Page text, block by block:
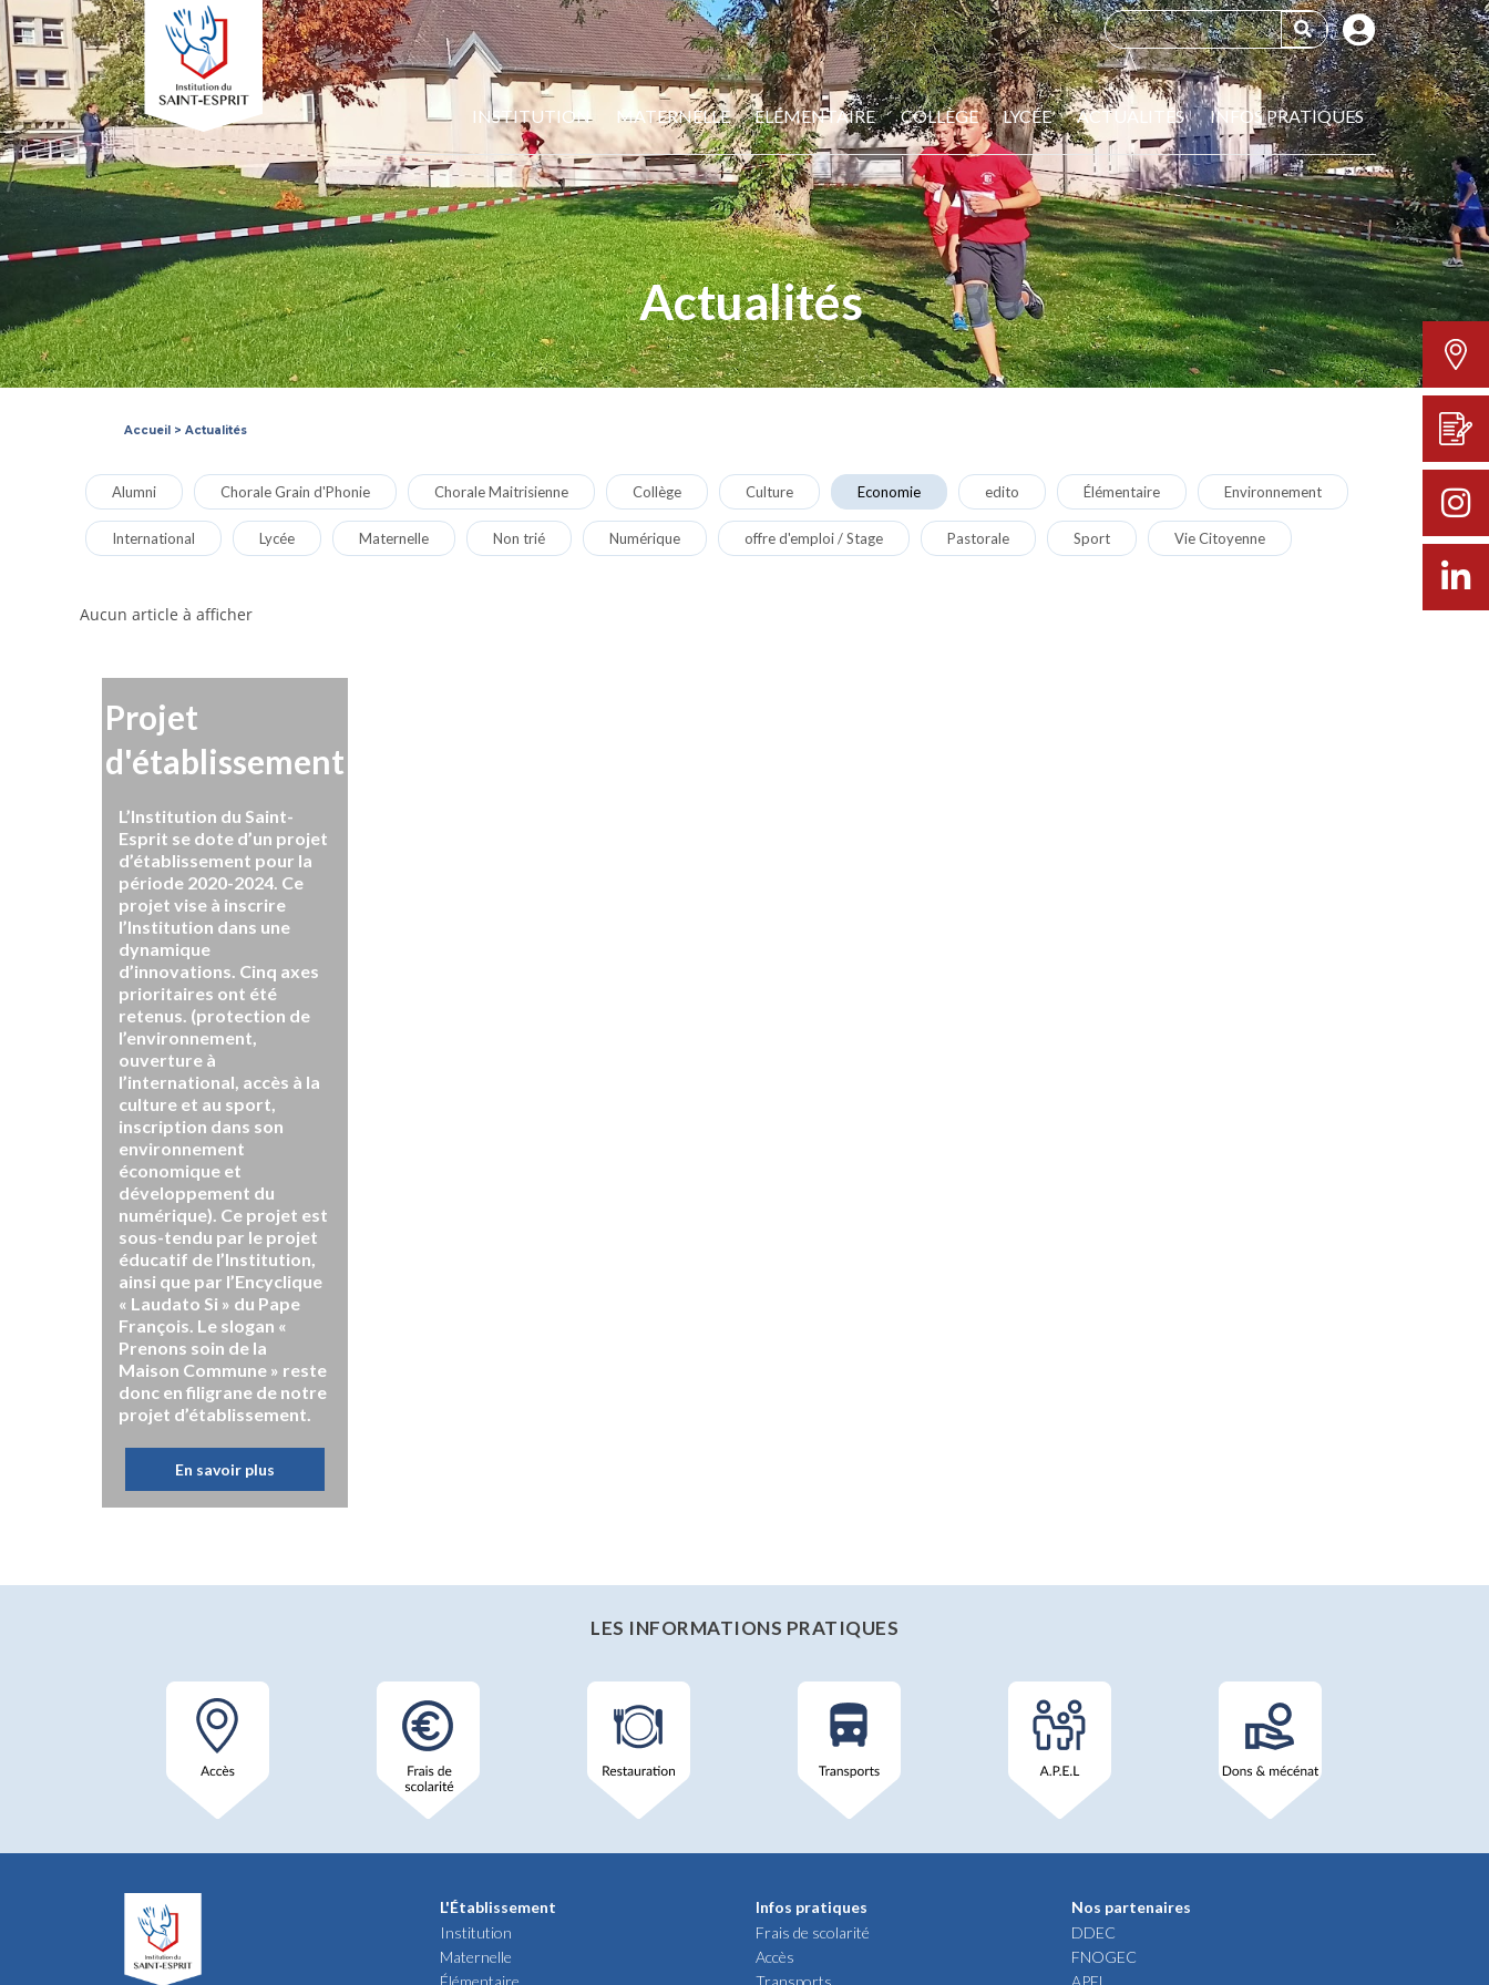
INSTITUTION MATERNELLE ELÉMENTAIRE COLLÈGE LYCÉE ACTUALITÉS INFOS PRATIQUES
Actualités
Accueil > Actualités
Alumni Chorale Grain d'Phonie Chorale Maitrisienne Collège Culture Economie edito Élémentaire Environnement
International Lycée Maternelle Non trié Numérique offre d'emploi / Stage Pastorale Sport Vie Citoyenne
Aucun article à afficher
Projet
d'établissement
L’Institution du Saint-
Esprit se dote d’un projet
d’établissement pour la
période 2020-2024. Ce
projet vise à inscrire
l’Institution dans une
dynamique
d’innovations. Cinq axes
prioritaires ont été
retenus. (protection de
l’environnement,
ouverture à
l’international, accès à la
culture et au sport,
inscription dans son
environnement
économique et
développement du
numérique). Ce projet est
sous-tendu par le projet
éducatif de l’Institution,
ainsi que par l’Encyclique
« Laudato Si » du Pape
François. Le slogan «
Prenons soin de la
Maison Commune » reste
donc en filigrane de notre
projet d’établissement.
En savoir plus
LES INFORMATIONS PRATIQUES
L'Établissement
Institution
Maternelle
Élémentaire
Infos pratiques
Frais de scolarité
Accès
Transports
Nos partenaires
DDEC
FNOGEC
APEL